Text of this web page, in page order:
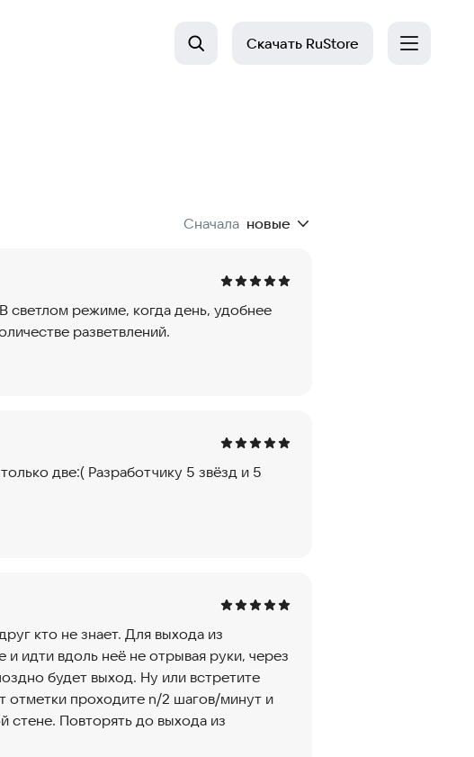
Скачать RuStore
Сначала новые
светлом режиме, когда день, удобнее
разветвлений.
две:( Разработчику 5 звёзд и 5
кто не знает. Для выхода из
идти вдоль неё не отрывая руки, через
будет выход. Ну или встретите
отметки проходите n/2 шагов/минут и
стене. Повторять до выхода из